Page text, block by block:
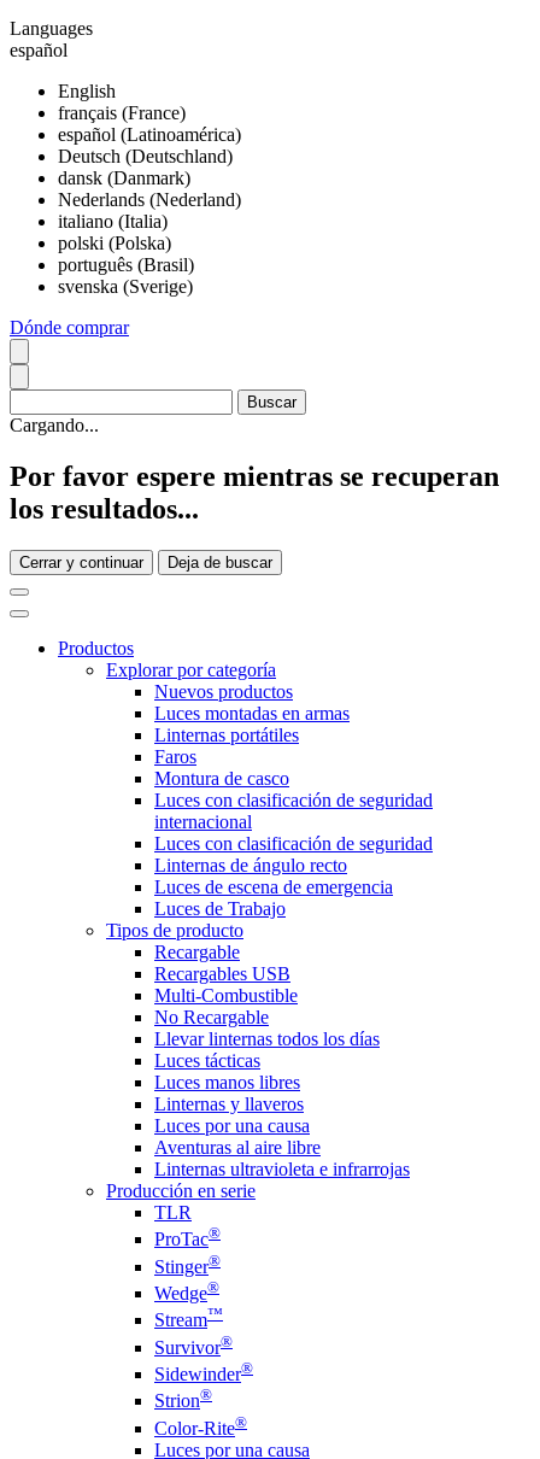
Languages
español
English
français (France)
español (Latinoamérica)
Deutsch (Deutschland)
dansk (Danmark)
Nederlands (Nederland)
italiano (Italia)
polski (Polska)
português (Brasil)
svenska (Sverige)
Dónde comprar
Cargando...
Por favor espere mientras se recuperan
los resultados...
Cerrar y continuar Deja de buscar
Productos
Explorar por categoría
Nuevos productos
Luces montadas en armas
Linternas portátiles
Faros
Montura de casco
Luces con clasificación de seguridad
internacional
Luces con clasificación de seguridad
Linternas de ángulo recto
Luces de escena de emergencia
Luces de Trabajo
Tipos de producto
Recargable
Recargables USB
Multi-Combustible
No Recargable
Llevar linternas todos los días
Luces tácticas
Luces manos libres
Linternas y llaveros
Luces por una causa
Aventuras al aire libre
Linternas ultravioleta e infrarrojas
Producción en serie
TLR
ProTac®
Stinger®
Wedge®
Stream™
Survivor®
Sidewinder®
Strion®
Color-Rite®
Luces por una causa